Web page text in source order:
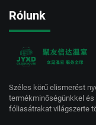
Rólunk
Széles körű elismerést
termékminőségünkkel
fóliasátrakat világszerte